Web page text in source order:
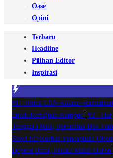
Oase
Opini
Terbaru
Headline
Pilihan Editor
Inspirasi
#1 - Pilrek USN Kolaka:
untuk Kemajuan Kampus
#2 -
Tenggara Naik, Pertamina Dex
Siswi SD Korban Pencabulan
Depresi Berat, Pelaku Masih Buron